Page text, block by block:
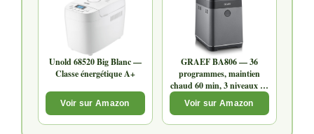
Unold 68520 Big Blanc —
Classe énergétique A+
Voir sur Amazon
GRAEF BA806 — 36
programmes, maintien
chaud 60 min, 3 niveaux de
brunissage
Voir sur Amazon